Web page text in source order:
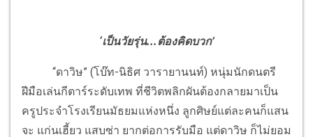
‘เป็นวัยรุ่น...ต้องคิดบวก’
“ดาวิษ” (โบ๊ท-นิธิศ วารายานนท์) หนุ่มนักดนตรี
ฝีมือเล่นกีตาร์ระดับเทพ ที่ชีวิตพลิกผันต้องกลายมาเป็น
ครูประจำโรงเรียนมัธยมแห่งหนึ่ง ลูกศิษย์แต่ละคนก็แสน
จะ แก่นเฮี้ยว แสบซ่า ยากต่อการรับมือ แต่ดาวิษ ก็ไม่ยอม